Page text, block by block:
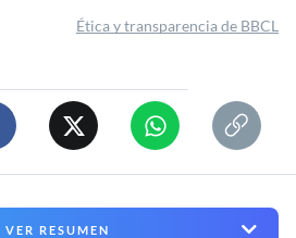
Ética y transparencia de BBCL
VER RESUMEN